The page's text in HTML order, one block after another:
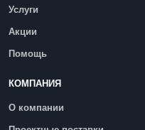
Услуги
Акции
Помощь
КОМПАНИЯ
О компании